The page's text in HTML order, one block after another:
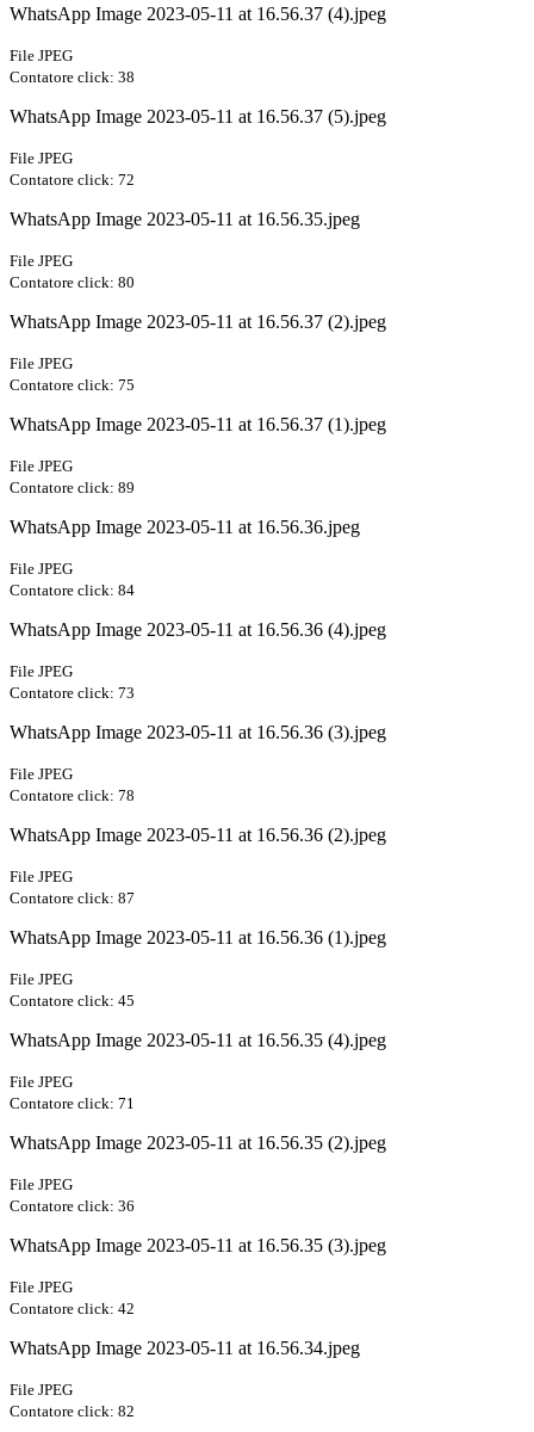
WhatsApp Image 2023-05-11 at 16.56.37 (4).jpeg
File JPEG
Contatore click: 38
WhatsApp Image 2023-05-11 at 16.56.37 (5).jpeg
File JPEG
Contatore click: 72
WhatsApp Image 2023-05-11 at 16.56.35.jpeg
File JPEG
Contatore click: 80
WhatsApp Image 2023-05-11 at 16.56.37 (2).jpeg
File JPEG
Contatore click: 75
WhatsApp Image 2023-05-11 at 16.56.37 (1).jpeg
File JPEG
Contatore click: 89
WhatsApp Image 2023-05-11 at 16.56.36.jpeg
File JPEG
Contatore click: 84
WhatsApp Image 2023-05-11 at 16.56.36 (4).jpeg
File JPEG
Contatore click: 73
WhatsApp Image 2023-05-11 at 16.56.36 (3).jpeg
File JPEG
Contatore click: 78
WhatsApp Image 2023-05-11 at 16.56.36 (2).jpeg
File JPEG
Contatore click: 87
WhatsApp Image 2023-05-11 at 16.56.36 (1).jpeg
File JPEG
Contatore click: 45
WhatsApp Image 2023-05-11 at 16.56.35 (4).jpeg
File JPEG
Contatore click: 71
WhatsApp Image 2023-05-11 at 16.56.35 (2).jpeg
File JPEG
Contatore click: 36
WhatsApp Image 2023-05-11 at 16.56.35 (3).jpeg
File JPEG
Contatore click: 42
WhatsApp Image 2023-05-11 at 16.56.34.jpeg
File JPEG
Contatore click: 82